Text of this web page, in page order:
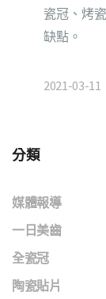
瓷冠、烤
缺點。
2021-03-11
分類
媒體報導
一日美齒
全瓷冠
陶瓷貼片